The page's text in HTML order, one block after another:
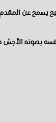
يسمع عن
بصوته